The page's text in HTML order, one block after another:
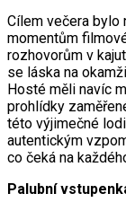
Cílem večera bylo
momentům
rozhovorům v
se láska na
Hosté měli navíc
prohlídky
této výjimečné
autentickým
co čeká na
Palubní